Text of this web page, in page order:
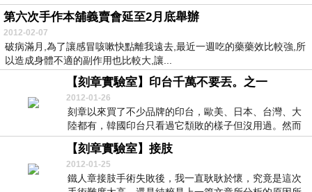
只不...
第六次手作本舖義賣會延至2月底舉辦
2012-02-07
破病滿月,為了讓感冒咳嗽快點離我遠去,最近一週吃的藥藥效比較強,所
以造成身體不適的副作用也比較大,讓...
【刻章實驗室】印台千萬不要丟。之一
2012-01-26
刻章以來買了不少品牌的印台，歐美、日本、台灣、大
陸都有，韓國印台只看過它頹敗的樣子但沒用過。然而
用金...
【刻章實驗室】接肢
2012-01-25
鐵人章接肢手術失敗後，我一直耿耿於懷，究竟是這次